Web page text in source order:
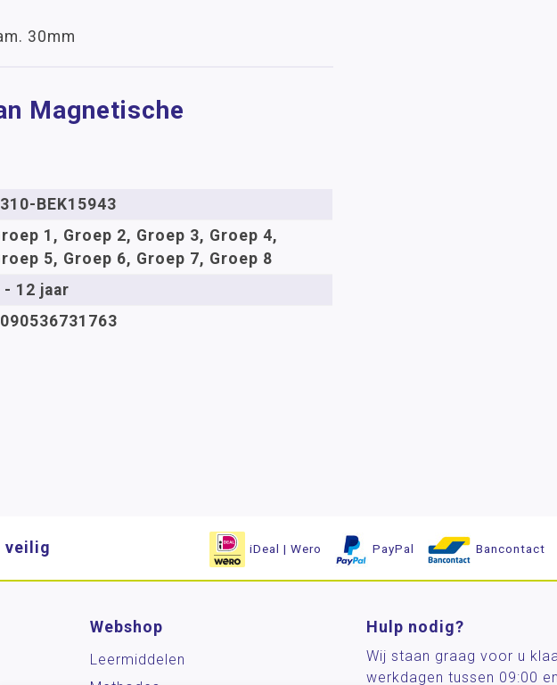
30mm
Magnetische
BEK15943
1, Groep 2, Groep 3, Groep 4,
5, Groep 6, Groep 7, Groep 8
- 12 jaar
veilig iDeal | Wero PayPal Bancontact
Webshop
Leermiddelen
Hulp nodig?
Wij staan graag voor u
werkdagen tussen 09:00